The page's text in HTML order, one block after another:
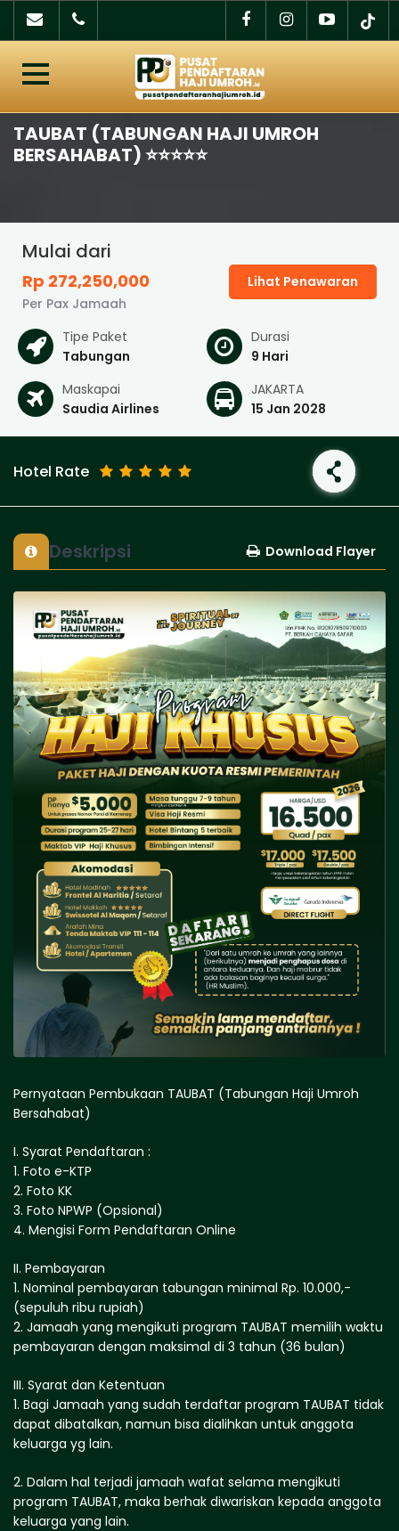
TAUBAT (TABUNGAN HAJI UMROH
BERSAHABAT) ⭐️⭐️⭐️⭐️⭐️
Tipe Paket
Tabungan
Durasi
9 Hari
Maskapai
Saudia Airlines
JAKARTA
15 Jan 2028
Mulai dari
Rp 272,250,000
Per Pax Jamaah
Lihat Penawaran
Hotel Rate
Deskripsi Download Flayer
Pernyataan Pembukaan TAUBAT (Tabungan Haji Umroh
Bersahabat)
I. Syarat Pendaftaran :
1. Foto e-KTP
2. Foto KK
3. Foto NPWP (Opsional)
4. Mengisi Form Pendaftaran Online
II. Pembayaran
1. Nominal pembayaran tabungan minimal Rp. 10.000,-
(sepuluh ribu rupiah)
2. Jamaah yang mengikuti program TAUBAT memilih waktu
pembayaran dengan maksimal di 3 tahun (36 bulan)
III. Syarat dan Ketentuan
1. Bagi Jamaah yang sudah terdaftar program TAUBAT tidak
dapat dibatalkan, namun bisa dialihkan untuk anggota
keluarga yg lain.
2. Dalam hal terjadi jamaah wafat selama mengikuti
program TAUBAT, maka berhak diwariskan kepada anggota
keluarga yang lain.